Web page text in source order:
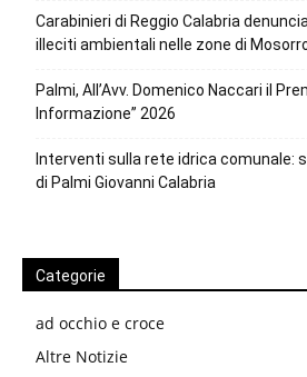
Carabinieri di Reggio Calabria
illeciti ambientali nelle zone di
Palmi, All’Avv. Domenico Naccari il
Informazione” 2026
Interventi sulla rete idrica comunale:
di Palmi Giovanni Calabria
Categorie
ad occhio e croce
Altre Notizie